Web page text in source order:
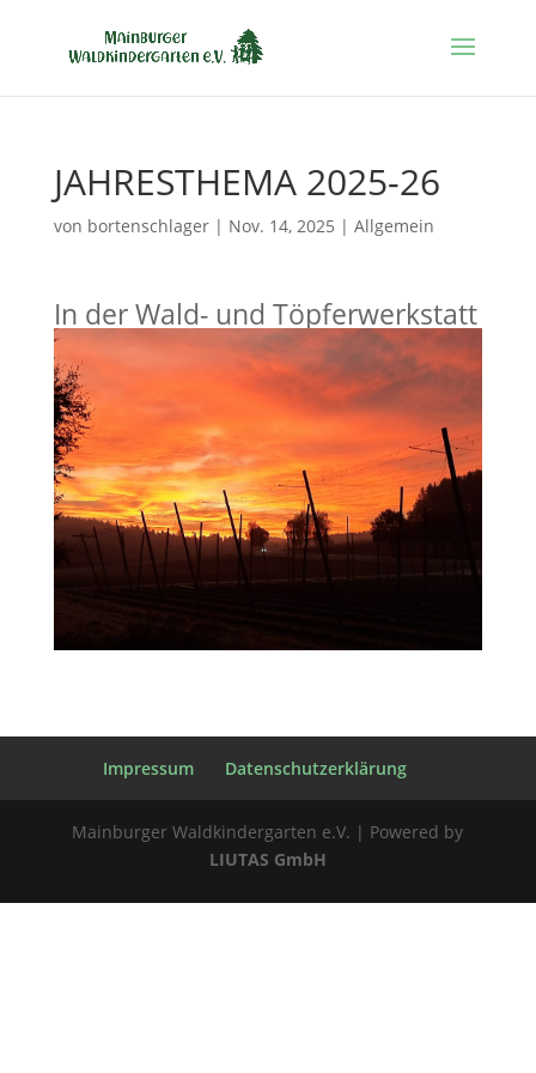
JAHRESTHEMA 2025-26
von bortenschlager| Nov. 14, 2025 | Allgemein
In der Wald- und Töpferwerkstatt
Impressum Datenschutzerklärung
Mainburger Waldkindergarten e.V. | Powered by
LIUTAS GmbH